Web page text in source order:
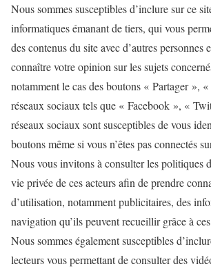
Nous sommes susceptibles d’inclure sur ce
informatiques émanant de tiers, qui vous
des contenus du site avec d’autres personnes
connaître votre opinion sur les sujets
notamment le cas des boutons « Partager », «
réseaux sociaux tels que « Facebook », «
réseaux sociaux sont susceptibles de vous
boutons même si vous n’êtes pas connectés
Nous vous invitons à consulter les politiques
vie privée de ces acteurs afin de prendre
d’utilisation, notamment publicitaires, des
navigation qu’ils peuvent recueillir grâce à
Nous sommes également susceptibles
lecteurs vous permettant de consulter des